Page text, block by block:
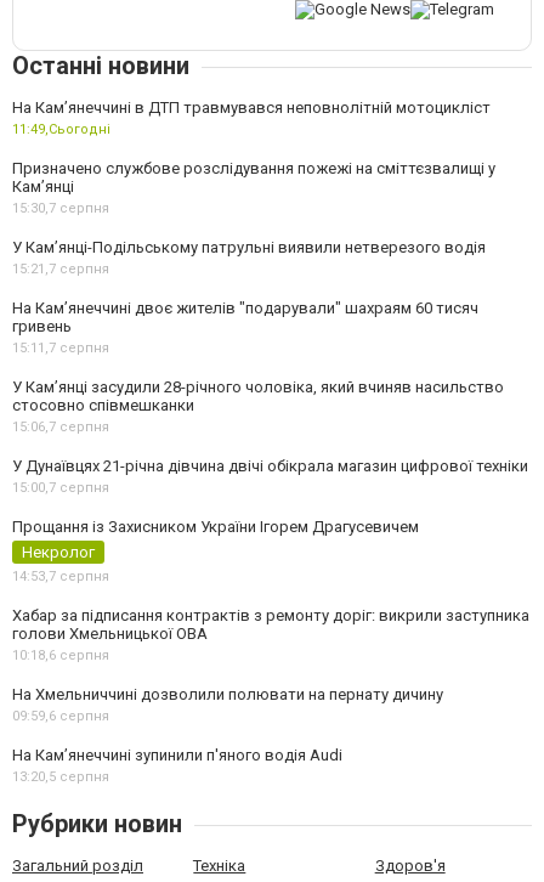
Останні новини
На Кам’янеччині в ДТП травмувався неповнолітній мотоцикліст
11:49, Сьогодні
Призначено службове розслідування пожежі на сміттєзвалищі у
Кам’янці
15:30, 7 серпня
У Кам’янці-Подільському патрульні виявили нетверезого водія
15:21, 7 серпня
На Камʼянеччині двоє жителів "подарували" шахраям 60 тисяч
гривень
15:11, 7 серпня
У Камʼянці засудили 28-річного чоловіка, який вчиняв насильство
стосовно співмешканки
15:06, 7 серпня
У Дунаївцях 21-річна дівчина двічі обікрала магазин цифрової техніки
15:00, 7 серпня
Прощання із Захисником України Ігорем Драгусевичем
Некролог
14:53, 7 серпня
Хабар за підписання контрактів з ремонту доріг: викрили заступника
голови Хмельницької ОВА
10:18, 6 серпня
На Хмельниччині дозволили полювати на пернату дичину
09:59, 6 серпня
На Камʼянеччині зупинили п'яного водія Audi
13:20, 5 серпня
Рубрики новин
Загальний розділ Техніка Здоров'я